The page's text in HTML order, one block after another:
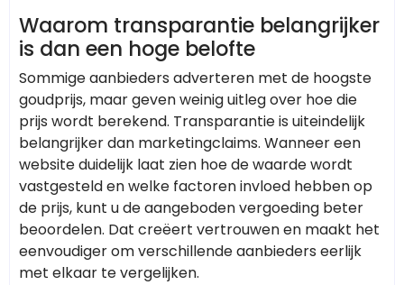
Waarom transparantie belangrijker
is dan een hoge belofte
Sommige aanbieders adverteren met de hoogste
goudprijs, maar geven weinig uitleg over hoe die
prijs wordt berekend. Transparantie is uiteindelijk
belangrijker dan marketingclaims. Wanneer een
website duidelijk laat zien hoe de waarde wordt
vastgesteld en welke factoren invloed hebben op
de prijs, kunt u de aangeboden vergoeding beter
beoordelen. Dat creëert vertrouwen en maakt het
eenvoudiger om verschillende aanbieders eerlijk
met elkaar te vergelijken.